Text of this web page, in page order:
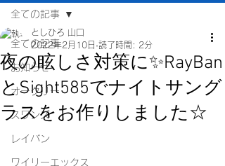
全ての記事
お知らせ
オークリー
スワンズ
レイバン
ワイリーエックス
全ての記事
夜の眩しさ対策に✨RayBan
とSight585でナイトサング
ラスをお作りしました☆
としひろ 山口
2022年2月10日 読了時間: 2分